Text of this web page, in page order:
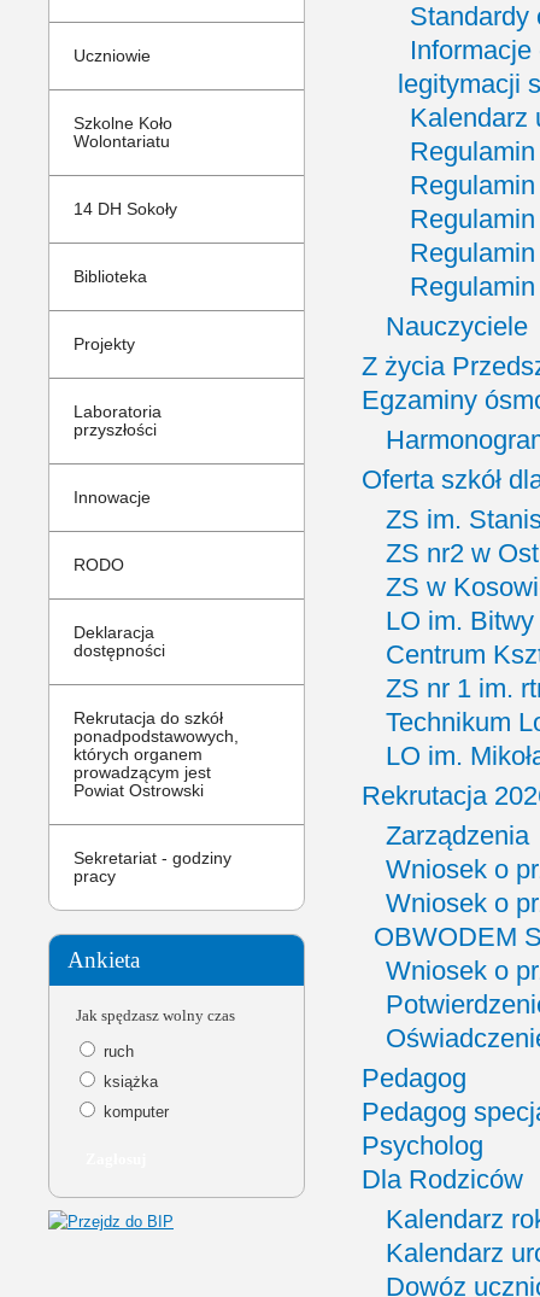
Uczniowie
Szkolne Koło
Wolontariatu
14 DH Sokoły
Biblioteka
Projekty
Laboratoria
przyszłości
Innowacje
RODO
Deklaracja
dostępności
Rekrutacja do szkół
ponadpodstawowych,
których organem
prowadzącym jest
Powiat Ostrowski
Sekretariat - godziny
pracy
Ankieta
Jak spędzasz wolny czas
ruch
książka
komputer
Standardy
legitymacji
Kalendarz
Nauczyciele
Z życia
Egzaminy
Oferta szkół
ZS im.
ZS nr2 w
ZS w
LO im.
Centrum
ZS nr 1 im.
Technikum
LO im.
Rekrutacja
Zarządzenia
Wniosek o
Wniosek o
OBWODEM
Wniosek o
Pedagog
Pedagog
Psycholog
Dla Rodziców
Kalendarz
Kalendarz
Dowóz